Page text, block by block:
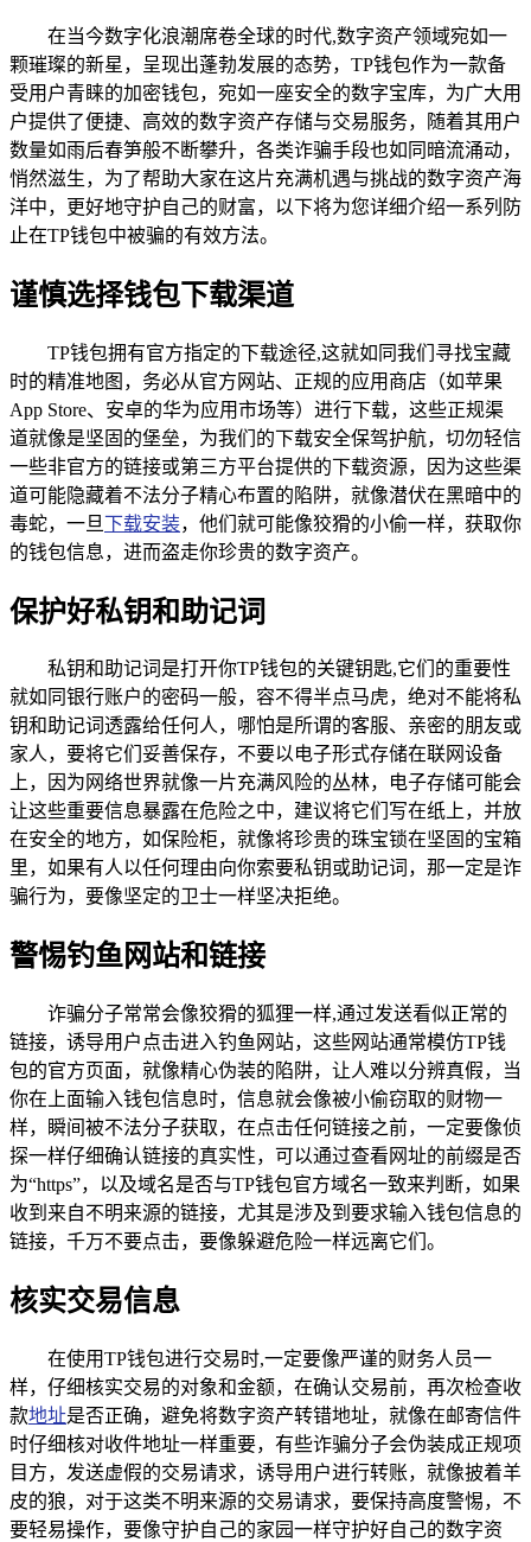
在当今数字化浪潮席卷全球的时代,数字资产领域宛如一
颗璀璨的新星，呈现出蓬勃发展的态势，TP钱包作为一款备
受用户青睐的加密钱包，宛如一座安全的数字宝库，为广大用
户提供了便捷、高效的数字资产存储与交易服务，随着其用户
数量如雨后春笋般不断攀升，各类诈骗手段也如同暗流涌动，
悄然滋生，为了帮助大家在这片充满机遇与挑战的数字资产海
洋中，更好地守护自己的财富，以下将为您详细介绍一系列防
止在TP钱包中被骗的有效方法。
谨慎选择钱包下载渠道
TP钱包拥有官方指定的下载途径,这就如同我们寻找宝藏
时的精准地图，务必从官方网站、正规的应用商店（如苹果
App Store、安卓的华为应用市场等）进行下载，这些正规渠
道就像是坚固的堡垒，为我们的下载安全保驾护航，切勿轻信
一些非官方的链接或第三方平台提供的下载资源，因为这些渠
道可能隐藏着不法分子精心布置的陷阱，就像潜伏在黑暗中的
毒蛇，一旦下载安装，他们就可能像狡猾的小偷一样，获取你
的钱包信息，进而盗走你珍贵的数字资产。
保护好私钥和助记词
私钥和助记词是打开你TP钱包的关键钥匙,它们的重要性
就如同银行账户的密码一般，容不得半点马虎，绝对不能将私
钥和助记词透露给任何人，哪怕是所谓的客服、亲密的朋友或
家人，要将它们妥善保存，不要以电子形式存储在联网设备
上，因为网络世界就像一片充满风险的丛林，电子存储可能会
让这些重要信息暴露在危险之中，建议将它们写在纸上，并放
在安全的地方，如保险柜，就像将珍贵的珠宝锁在坚固的宝箱
里，如果有人以任何理由向你索要私钥或助记词，那一定是诈
骗行为，要像坚定的卫士一样坚决拒绝。
警惕钓鱼网站和链接
诈骗分子常常会像狡猾的狐狸一样,通过发送看似正常的
链接，诱导用户点击进入钓鱼网站，这些网站通常模仿TP钱
包的官方页面，就像精心伪装的陷阱，让人难以分辨真假，当
你在上面输入钱包信息时，信息就会像被小偷窃取的财物一
样，瞬间被不法分子获取，在点击任何链接之前，一定要像侦
探一样仔细确认链接的真实性，可以通过查看网址的前缀是否
为“https”，以及域名是否与TP钱包官方域名一致来判断，如果
收到来自不明来源的链接，尤其是涉及到要求输入钱包信息的
链接，千万不要点击，要像躲避危险一样远离它们。
核实交易信息
在使用TP钱包进行交易时,一定要像严谨的财务人员一
样，仔细核实交易的对象和金额，在确认交易前，再次检查收
款地址是否正确，避免将数字资产转错地址，就像在邮寄信件
时仔细核对收件地址一样重要，有些诈骗分子会伪装成正规项
目方，发送虚假的交易请求，诱导用户进行转账，就像披着羊
皮的狼，对于这类不明来源的交易请求，要保持高度警惕，不
要轻易操作，要像守护自己的家园一样守护好自己的数字资